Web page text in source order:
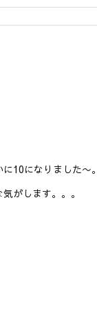
10になりました〜
がします。。。